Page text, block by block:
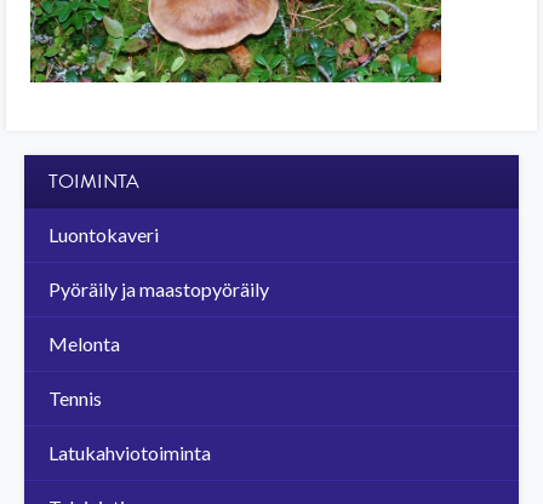
TOIMINTA
Luontokaveri
Pyöräily ja maastopyöräily
Melonta
Tennis
Latukahviotoiminta